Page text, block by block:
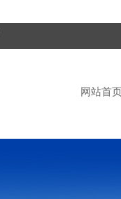
网站首